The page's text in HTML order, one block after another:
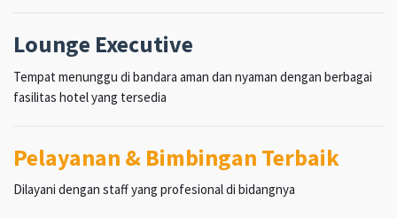
Lounge Executive
Tempat menunggu di bandara aman dan nyaman dengan berbagai
fasilitas hotel yang tersedia
Pelayanan & Bimbingan Terbaik
Dilayani dengan staff yang profesional di bidangnya